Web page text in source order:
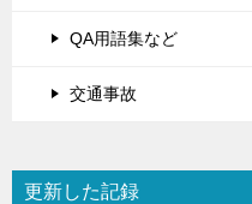
QA用語集など
交通事故
更新した記録